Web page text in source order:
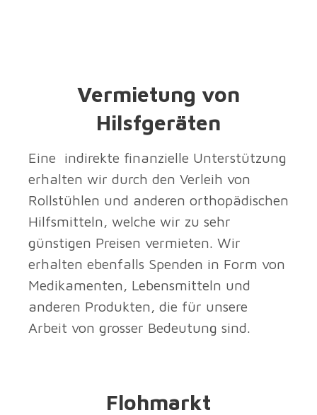
Vermietung von
Hilsfgeräten
Eine indirekte finanzielle Unterstützung
erhalten wir durch den Verleih von
Rollstühlen und anderen orthopädischen
Hilfsmitteln, welche wir zu sehr
günstigen Preisen vermieten. Wir
erhalten ebenfalls Spenden in Form von
Medikamenten, Lebensmitteln und
anderen Produkten, die für unsere
Arbeit von grosser Bedeutung sind.
Flohmarkt